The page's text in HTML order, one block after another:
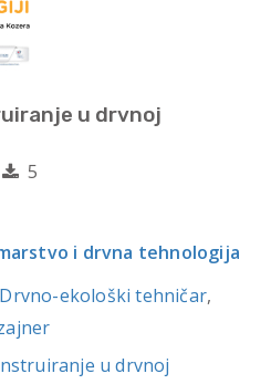
u drvnoj
5
i drvna tehnologija
Drvno-ekološki tehničar,
u drvnoj